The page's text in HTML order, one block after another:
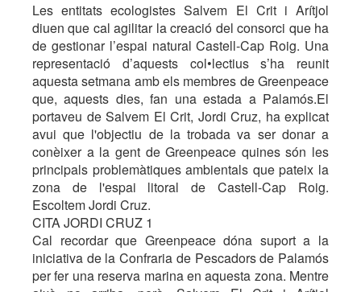
Les entitats ecologistes Salvem El Crit i Arítjol
diuen que cal agilitar la creació del consorci que ha
de gestionar l’espai natural Castell-Cap Roig. Una
representació d’aquests col•lectius s’ha reunit
aquesta setmana amb els membres de Greenpeace
que, aquests dies, fan una estada a Palamós.El
portaveu de Salvem El Crit, Jordi Cruz, ha explicat
avui que l'objectiu de la trobada va ser donar a
conèixer a la gent de Greenpeace quines són les
principals problemàtiques ambientals que pateix la
zona de l'espai litoral de Castell-Cap Roig.
Escoltem Jordi Cruz.
CITA JORDI CRUZ 1
Cal recordar que Greenpeace dóna suport a la
iniciativa de la Confraria de Pescadors de Palamós
per fer una reserva marina en aquesta zona. Mentre